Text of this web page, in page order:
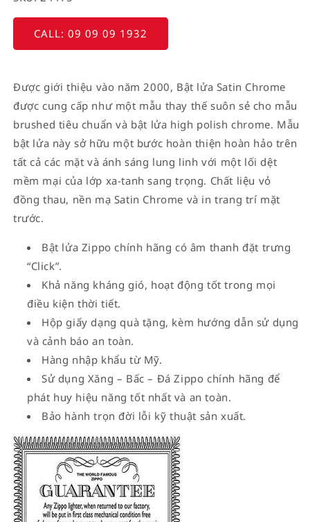
CALL: 09 09 09 1932
Được giới thiệu vào năm 2000, Bật lửa Satin Chrome
được cung cấp như một mẫu thay thế suôn sẻ cho mẫu
brushed tiêu chuẩn và bật lửa high polish chrome. Mẫu
bật lửa này sở hữu một bước hoàn thiện hoàn hảo trên
tất cả các mặt và ánh sáng lung linh với một lối dệt
mềm mại của lớp xa-tanh sang trọng. Chất liệu vỏ
đồng thau, nền mạ Satin Chrome và in trang trí mặt
trước.
Bật lửa Zippo chính hãng có âm thanh đặt trưng
“Click”.
Khả năng kháng gió, hoạt động tốt trong mọi
điều kiện thời tiết.
Hộp giấy dạng quà tặng, kèm hướng dẫn sử dụng
và cảnh báo an toàn.
Hàng nhập khẩu từ Mỹ.
Sử dụng Xăng – Bấc – Đá Zippo chính hãng để
phát huy hiệu năng tốt nhất và an toàn.
Bảo hành trọn đời lỗi kỹ thuật sản xuất.